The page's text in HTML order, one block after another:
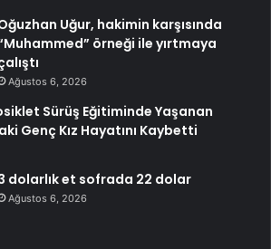
Uğur, hakimin karşısında
örneği ile yırtmaya
Ağustos 6, 2026
Sürüş Eğitiminde Yaşanan
Genç Kız Hayatını Kaybetti
dolarlık et sofrada 22 dolar
Ağustos 6, 2026